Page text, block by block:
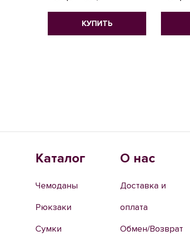
КУПИТЬ
Каталог
Чемоданы
Рюкзаки
Сумки
О нас
Доставка и
оплата
Обмен/Возврат